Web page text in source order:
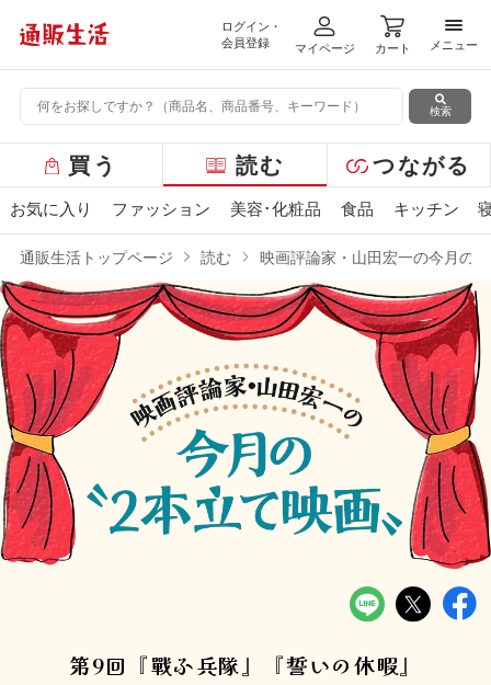
ログイン・
会員登録
マイページ カート
メニ
メニュー
検索
ー
バ
ニ
ュ
ー
買う 読む つながる
お気に入り ファッション 美容･化粧品 食品 キッチン
通販生活トップページ 読む 映画評論家・山田宏一の今月の
第9回『戰ふ兵隊』『誓いの休暇』